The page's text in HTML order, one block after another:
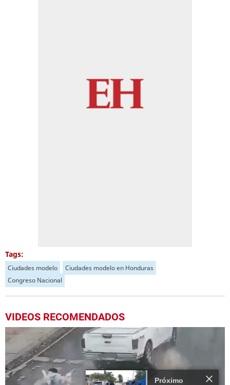
Tags:
Ciudades modelo
Ciudades modelo en Honduras
Congreso Nacional
VIDEOS RECOMENDADOS
Próximo